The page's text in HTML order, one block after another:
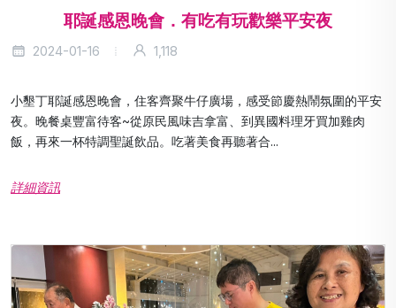
耶誕感恩晚會．有吃有玩歡樂平安夜
2024-01-16 1,118
小墾丁耶誕感恩晚會，住客齊聚牛仔廣場，感受節慶熱鬧氛圍的平安
夜。晚餐桌豐富待客~從原民風味吉拿富、到異國料理牙買加雞肉
飯，再來一杯特調聖誕飲品。吃著美食再聽著合...
詳細資訊